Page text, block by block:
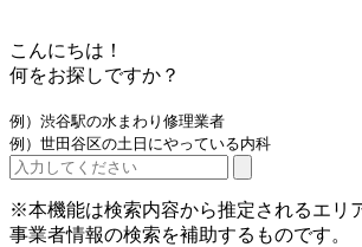
こんにちは！
何をお探しですか？
例）渋谷駅の水まわり修理業者
例）世田谷区の土日にやっている内科
※本機能は検索内容から推定されるエリ
事業者情報の検索を補助するものです。